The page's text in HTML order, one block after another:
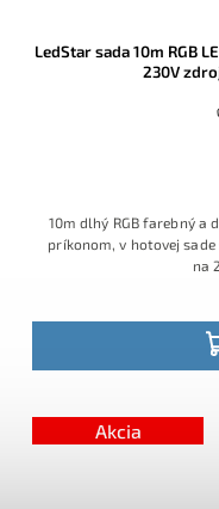
LedStar sada 10m RGB
230V
10m dlhý RGB farebný a
príkonom, v hotovej sade
na
Akcia